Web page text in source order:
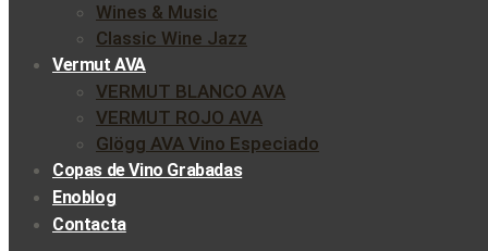
Wines & Music
Classic Wine Jazz
Vermut AVA
VERMUT BLANCO AVA
VERMUT ROJO AVA
Glögg AVA Vino Especiado
Copas de Vino Grabadas
Enoblog
Contacta